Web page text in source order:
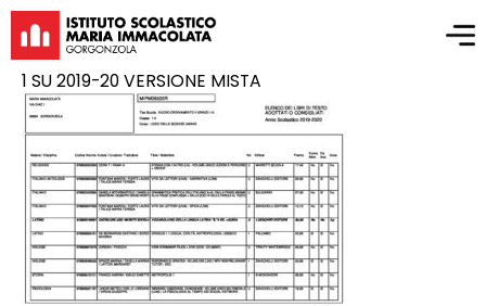
1 SU 2019-20 VERSIONE MISTA